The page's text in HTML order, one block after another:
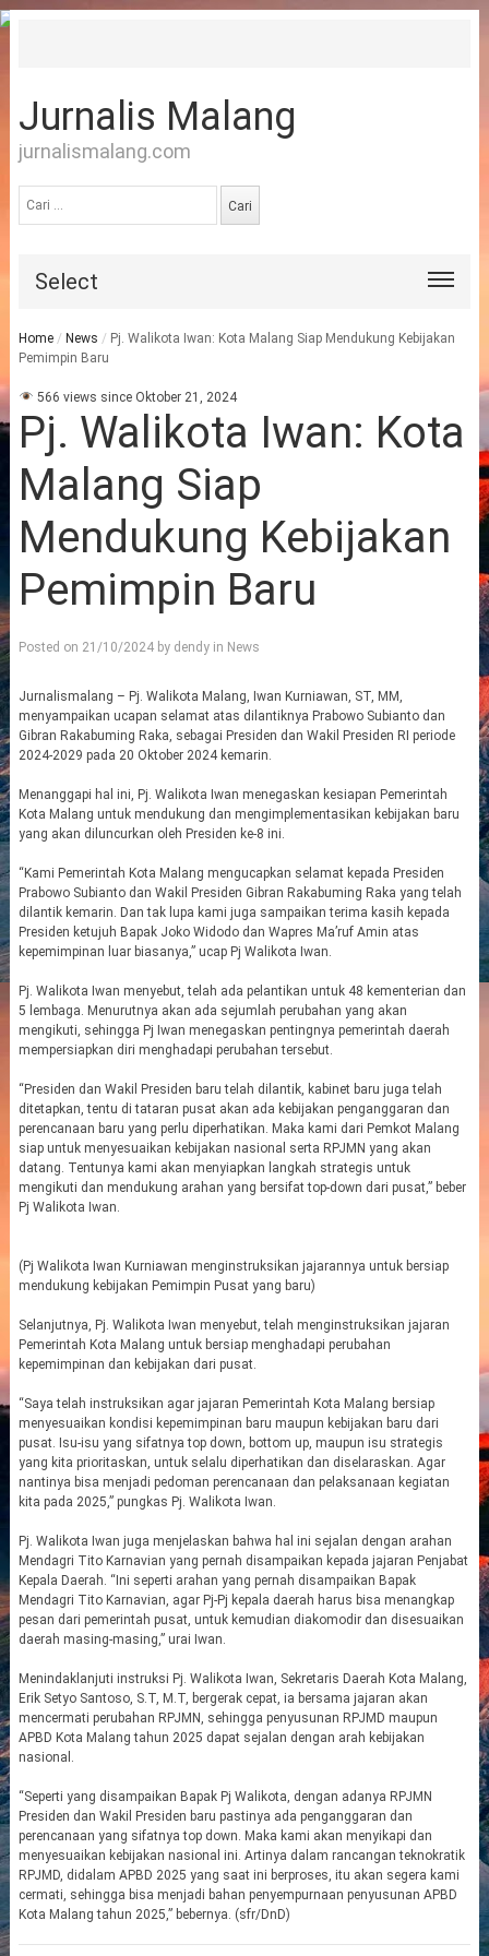
Jurnalis Malang
jurnalismalang.com
untuk:
Select
Home / News / Pj. Walikota Iwan: Kota Malang Siap Mendukung Kebijakan
Pemimpin Baru
566 views since Oktober 21, 2024
Pj. Walikota Iwan: Kota
Malang Siap
Mendukung Kebijakan
Pemimpin Baru
Posted on 21/10/2024by dendyin News
Jurnalismalang – Pj. Walikota Malang, Iwan Kurniawan, ST, MM,
menyampaikan ucapan selamat atas dilantiknya Prabowo Subianto dan
Gibran Rakabuming Raka, sebagai Presiden dan Wakil Presiden RI periode
2024-2029 pada 20 Oktober 2024 kemarin.
Menanggapi hal ini, Pj. Walikota Iwan menegaskan kesiapan Pemerintah
Kota Malang untuk mendukung dan mengimplementasikan kebijakan baru
yang akan diluncurkan oleh Presiden ke-8 ini.
“Kami Pemerintah Kota Malang mengucapkan selamat kepada Presiden
Prabowo Subianto dan Wakil Presiden Gibran Rakabuming Raka yang telah
dilantik kemarin. Dan tak lupa kami juga sampaikan terima kasih kepada
Presiden ketujuh Bapak Joko Widodo dan Wapres Ma’ruf Amin atas
kepemimpinan luar biasanya,” ucap Pj Walikota Iwan.
Pj. Walikota Iwan menyebut, telah ada pelantikan untuk 48 kementerian dan
5 lembaga. Menurutnya akan ada sejumlah perubahan yang akan
mengikuti, sehingga Pj Iwan menegaskan pentingnya pemerintah daerah
mempersiapkan diri menghadapi perubahan tersebut.
“Presiden dan Wakil Presiden baru telah dilantik, kabinet baru juga telah
ditetapkan, tentu di tataran pusat akan ada kebijakan penganggaran dan
perencanaan baru yang perlu diperhatikan. Maka kami dari Pemkot Malang
siap untuk menyesuaikan kebijakan nasional serta RPJMN yang akan
datang. Tentunya kami akan menyiapkan langkah strategis untuk
mengikuti dan mendukung arahan yang bersifat top-down dari pusat,” beber
Pj Walikota Iwan.
(Pj Walikota Iwan Kurniawan menginstruksikan jajarannya untuk bersiap
mendukung kebijakan Pemimpin Pusat yang baru)
Selanjutnya, Pj. Walikota Iwan menyebut, telah menginstruksikan jajaran
Pemerintah Kota Malang untuk bersiap menghadapi perubahan
kepemimpinan dan kebijakan dari pusat.
“Saya telah instruksikan agar jajaran Pemerintah Kota Malang bersiap
menyesuaikan kondisi kepemimpinan baru maupun kebijakan baru dari
pusat. Isu-isu yang sifatnya top down, bottom up, maupun isu strategis
yang kita prioritaskan, untuk selalu diperhatikan dan diselaraskan. Agar
nantinya bisa menjadi pedoman perencanaan dan pelaksanaan kegiatan
kita pada 2025,” pungkas Pj. Walikota Iwan.
Pj. Walikota Iwan juga menjelaskan bahwa hal ini sejalan dengan arahan
Mendagri Tito Karnavian yang pernah disampaikan kepada jajaran Penjabat
Kepala Daerah. “Ini seperti arahan yang pernah disampaikan Bapak
Mendagri Tito Karnavian, agar Pj-Pj kepala daerah harus bisa menangkap
pesan dari pemerintah pusat, untuk kemudian diakomodir dan disesuaikan
daerah masing-masing,” urai Iwan.
Menindaklanjuti instruksi Pj. Walikota Iwan, Sekretaris Daerah Kota Malang,
Erik Setyo Santoso, S.T, M.T, bergerak cepat, ia bersama jajaran akan
mencermati perubahan RPJMN, sehingga penyusunan RPJMD maupun
APBD Kota Malang tahun 2025 dapat sejalan dengan arah kebijakan
nasional.
“Seperti yang disampaikan Bapak Pj Walikota, dengan adanya RPJMN
Presiden dan Wakil Presiden baru pastinya ada penganggaran dan
perencanaan yang sifatnya top down. Maka kami akan menyikapi dan
menyesuaikan kebijakan nasional ini. Artinya dalam rancangan teknokratik
RPJMD, didalam APBD 2025 yang saat ini berproses, itu akan segera kami
cermati, sehingga bisa menjadi bahan penyempurnaan penyusunan APBD
Kota Malang tahun 2025,” bebernya. (sfr/DnD)